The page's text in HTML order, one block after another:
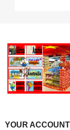
YOUR ACCOUNT